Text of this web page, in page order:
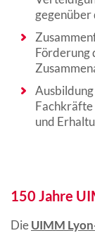
gegenüber
Förderung
und
150 Jahre
DieUIMM